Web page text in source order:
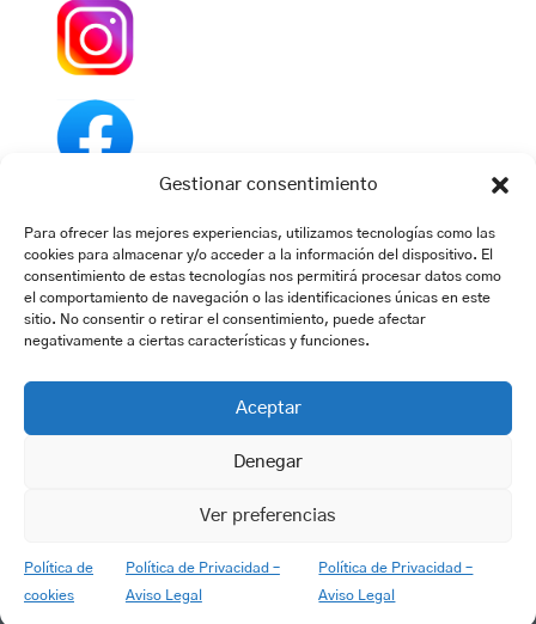
Gestionar consentimiento
Para ofrecer las mejores experiencias, utilizamos tecnologías como las
cookies para almacenar y/o acceder a la información del dispositivo. El
consentimiento de estas tecnologías nos permitirá procesar datos como
el comportamiento de navegación o las identificaciones únicas en este
sitio. No consentir o retirar el consentimiento, puede afectar
negativamente a ciertas características y funciones.
Aceptar
Denegar
Ver preferencias
Política de
cookies
Política de Privacidad –
Aviso Legal
Política de Privacidad –
Aviso Legal
Política de cookies
Política de Privacidad y Aviso Legal
Acceder al perfil de Instagram
© ANDRÉS JUMILLA - CONSTRUCCIONES - CALLE JOAQUÍN
NUCÍA - 03530 - ALICANTE
INMOBILIARIA: 645 068 042
© WEB DISEÑADA POR
FREECOMPUTERS